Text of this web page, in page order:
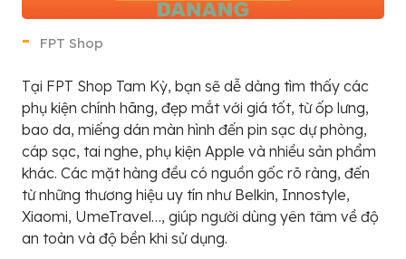
FPT Shop
Tại FPT Shop Tam Kỳ, bạn sẽ dễ dàng tìm thấy các
phụ kiện chính hãng, đẹp mắt với giá tốt, từ ốp lưng,
bao da, miếng dán màn hình đến pin sạc dự phòng,
cáp sạc, tai nghe, phụ kiện Apple và nhiều sản phẩm
khác. Các mặt hàng đều có nguồn gốc rõ ràng, đến
từ những thương hiệu uy tín như Belkin, Innostyle,
Xiaomi, UmeTravel…, giúp người dùng yên tâm về độ
an toàn và độ bền khi sử dụng.